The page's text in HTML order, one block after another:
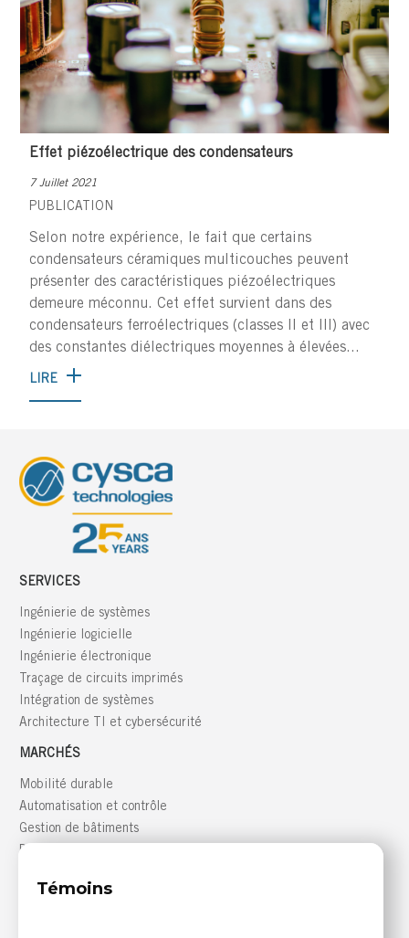
Effet piézoélectrique des condensateurs
7 Juillet 2021
PUBLICATION
Selon notre expérience, le fait que certains
condensateurs céramiques multicouches peuvent
présenter des caractéristiques piézoélectriques
demeure méconnu. Cet effet survient dans des
condensateurs ferroélectriques (classes II et III) avec
des constantes diélectriques moyennes à élevées...
LIRE
Témoins
SERVICES
Ingénierie de systèmes
Ingénierie logicielle
Ingénierie électronique
Traçage de circuits imprimés
Intégration de systèmes
Architecture TI et cybersécurité
MARCHÉS
Mobilité durable
Automatisation et contrôle
Gestion de bâtiments
Défense
GRANDE RÉGION DE MONTRÉAL